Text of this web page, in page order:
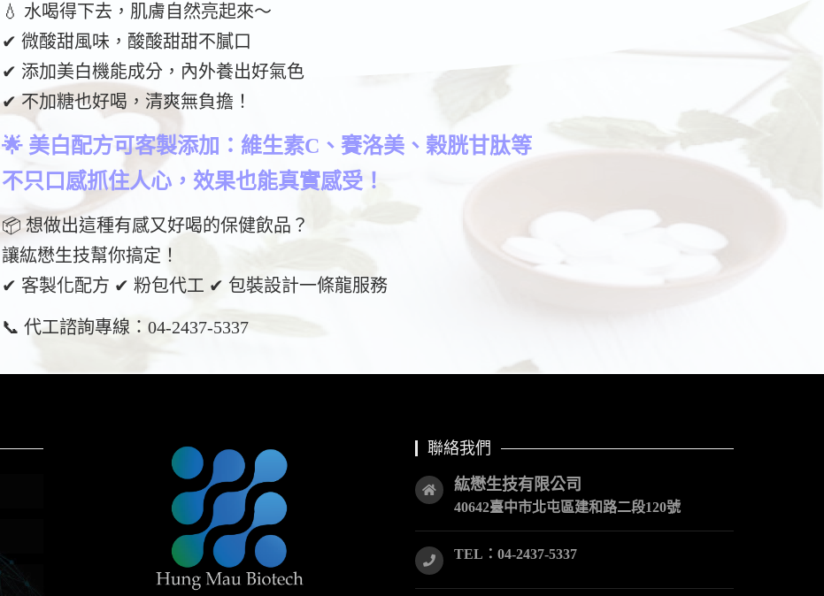
💧 水喝得下去，肌膚自然亮起來～
✔ 微酸甜風味，酸酸甜甜不膩口
✔ 添加美白機能成分，內外養出好氣色
✔ 不加糖也好喝，清爽無負擔！
🌟 美白配方可客製添加：維生素C、賽洛美、榖胱甘肽等
不只口感抓住人心，效果也能真實感受！
📦 想做出這種有感又好喝的保健飲品？
讓紘懋生技幫你搞定！
✔ 客製化配方 ✔ 粉包代工 ✔ 包裝設計一條龍服務
📞 代工諮詢專線：04-2437-5337
聯絡我們
紘懋生技有限公司
40642臺中市北屯區建和路二段120號
TEL：04-2437-5337